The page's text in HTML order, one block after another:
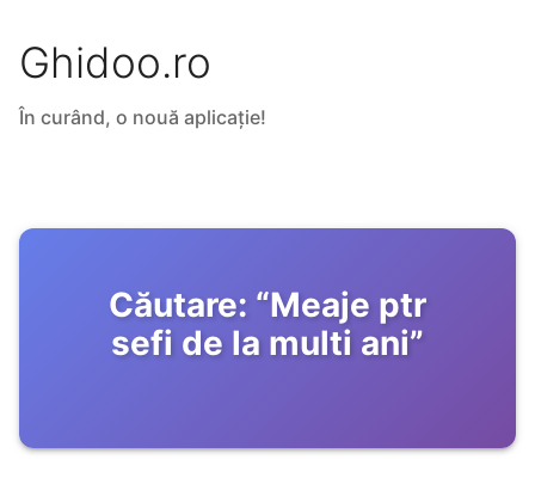
Ghidoo.ro
În curând, o nouă aplicație!
Căutare: “Meaje ptr
sefi de la multi ani”